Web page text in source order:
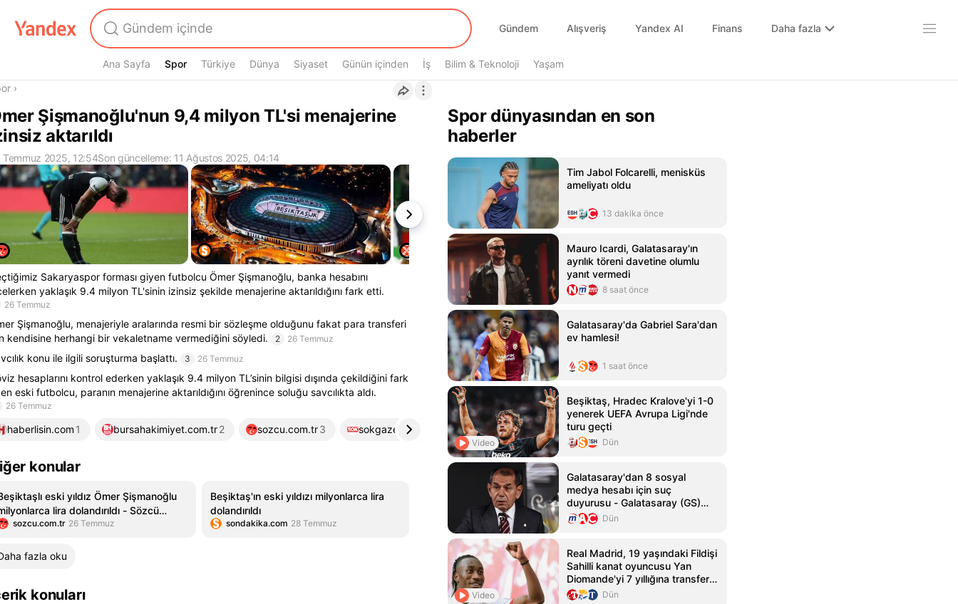
Gündem Alışveriş Yandex AI Finans Daha fazla
Ana Sayfa Spor
Spor Türkiye Dünya Siyaset Günün içinden İş Bilim & Teknoloji Yaşam
›
Şişmanoğlu'nun 9,4 milyon TL'si menajerine
aktarıldı
Temmuz 2025, 12:54Son güncelleme: 11 Ağustos 2025, 04:14
Sakaryaspor forması giyen futbolcu Ömer Şişmanoğlu, banka hesabını
yaklaşık 9.4 milyon TL'sinin izinsiz şekilde menajerine aktarıldığını fark etti.
26 Temmuz
Şişmanoğlu, menajeriyle aralarında resmi bir sözleşme olduğunu fakat para transferi
kendisine herhangi bir vekaletname vermediğini söyledi.
2 26 Temmuz
konu ile ilgili soruşturma başlattı. 3 26 Temmuz
hesaplarını kontrol ederken yaklaşık 9.4 milyon TL’sinin bilgisi dışında çekildiğini fark
eski futbolcu, paranın menajerine aktarıldığını öğrenince soluğu savcılıkta aldı.
26 Temmuz
haberlisin.com 1 bursahakimiyet.com.tr2 sozcu.com.tr3 sokgazetesi.com.tr 4
konular
eski yıldız Ömer Şişmanoğlu
lira dolandırıldı - Sözcü
sozcu.com.tr 26 Temmuz
Beşiktaş'ın eski yıldızı milyonlarca lira
dolandırıldı
sondakika.com 28 Temmuz
fazla oku
konuları
Spor dünyasından en son
haberler
Tim Jabol Folcarelli, menisküs
ameliyatı oldu
13 dakika önce
Mauro Icardi, Galatasaray'ın
ayrılık töreni davetine olumlu
yanıt vermedi
8 saat önce
Galatasaray'da Gabriel Sara'dan
ev hamlesi!
1 saat önce
Video
Beşiktaş, Hradec Kralove'yi 1-0
yenerek UEFA Avrupa Ligi'nde
turu geçti
Dün
Galatasaray'dan 8 sosyal
medya hesabı için suç
duyurusu - Galatasaray (GS)
HaberleriDün
Video
Real Madrid, 19 yaşındaki Fildişi
Sahilli kanat oyuncusu Yan
Diomande'yi 7 yıllığına transfer
etti
Dün